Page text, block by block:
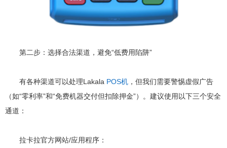
第二步：选择合法渠道，避免“低费用陷阱”
有各种渠道可以处理Lakala POS机 ，但我们需要警惕虚假广告
（如“零利率”和“免费机器交付但扣除押金”）。建议使用以下三个安全
通道：
拉卡拉官方网站/应用程序：